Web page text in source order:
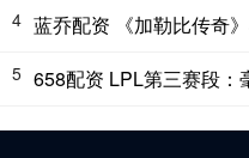
4 蓝乔配资 《加勒比传奇
5 658配资 LPL第三赛段：